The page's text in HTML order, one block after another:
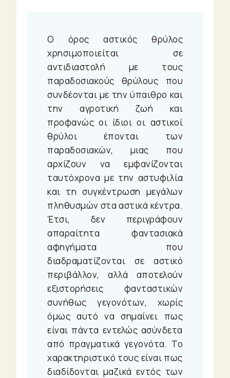
Little
Shops
Ζώα
Φυτά
Πράγματα
Ζώδια
Urban
Travelling
UrBook
Urban
Audio
Heroes
Μικρές
ιστορίες
Gustibus
Motion
Picture
Ο όρος αστικός θρύλος
χρησιμοποιείται σε
αντιδιαστολή με τους
παραδοσιακούς θρύλους που
συνδέονται με την ύπαιθρο και
την αγροτική ζωή και
προφανώς οι ίδιοι οι αστικοί
θρύλοι έπονται των
παραδοσιακών, μιας που
αρχίζουν να εμφανίζονται
ταυτόχρονα με την αστυφιλία
και τη συγκέντρωση μεγάλων
πληθυσμών στα αστικά κέντρα.
Έτσι, δεν περιγράφουν
απαραίτητα φαντασιακά
αφηγήματα που
διαδραματίζονται σε αστικό
περιβάλλον, αλλά αποτελούν
εξιστορήσεις φανταστικών
συνήθως γεγονότων, χωρίς
όμως αυτό να σημαίνει πως
είναι πάντα εντελώς ασύνδετα
από πραγματικά γεγονότα. Το
χαρακτηριστικό τους είναι πως
διαδίδονται μαζικά εντός των